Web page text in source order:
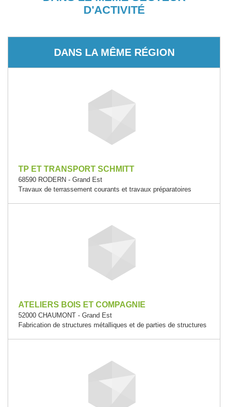
D'ACTIVITÉ
DANS LA MÊME RÉGION
TP ET TRANSPORT SCHMITT
68590 RODERN - Grand Est
Travaux de terrassement courants et travaux préparatoires
ATELIERS BOIS ET COMPAGNIE
52000 CHAUMONT - Grand Est
Fabrication de structures métalliques et de parties de structures